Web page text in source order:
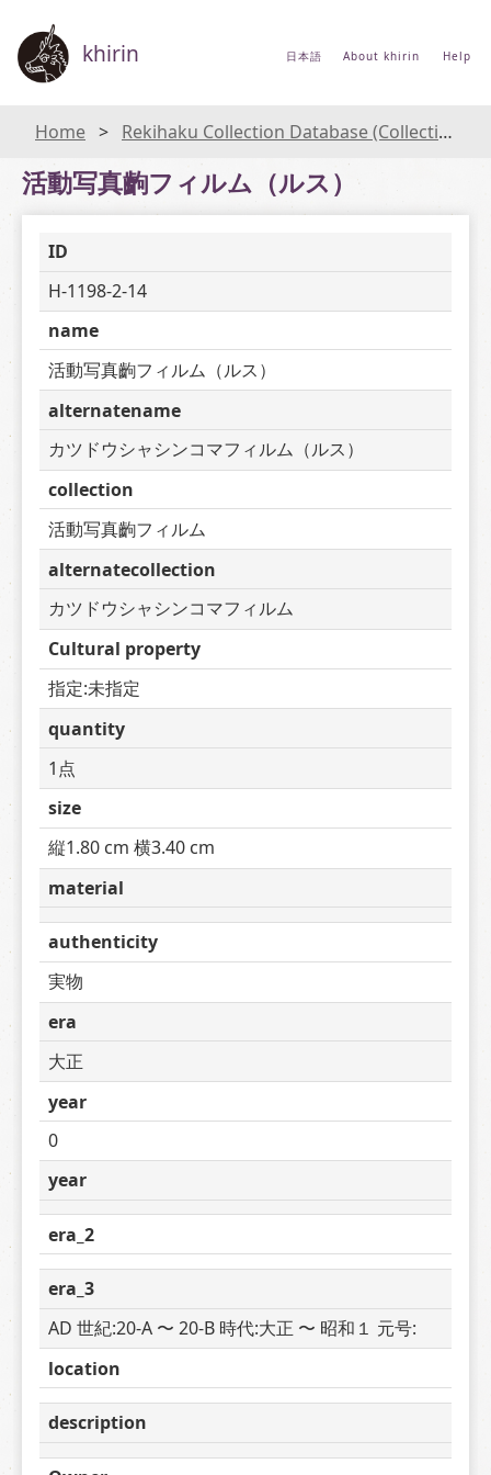
khirin 日本語 About khirin Help
Home Rekihaku Collection Database (Collections Database of the National Museum of Japanese History)
活動写真齣フィルム（ルス）
ID
H-1198-2-14
name
活動写真齣フィルム（ルス）
alternatename
カツドウシャシンコマフィルム（ルス）
collection
活動写真齣フィルム
alternatecollection
カツドウシャシンコマフィルム
Cultural property
指定:未指定
quantity
1点
size
縦1.80 cm 横3.40 cm
material
authenticity
実物
era
大正
year
0
year
era_2
era_3
AD 世紀:20-A 〜 20-B 時代:大正 〜 昭和１ 元号:
location
description